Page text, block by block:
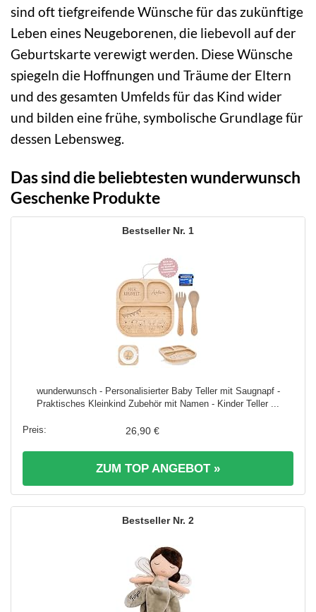
sind oft tiefgreifende Wünsche für das zukünftige
Leben eines Neugeborenen, die liebevoll auf der
Geburtskarte verewigt werden. Diese Wünsche
spiegeln die Hoffnungen und Träume der Eltern
und des gesamten Umfelds für das Kind wider
und bilden eine frühe, symbolische Grundlage für
dessen Lebensweg.
Das sind die beliebtesten wunderwunsch
Geschenke Produkte
1
wunderwunsch - Personalisierter Baby Teller mit Saugnapf -
Praktisches Kleinkind Zubehör mit Namen - Kinder Teller ...
26,90 €
ZUM TOP ANGEBOT »
2